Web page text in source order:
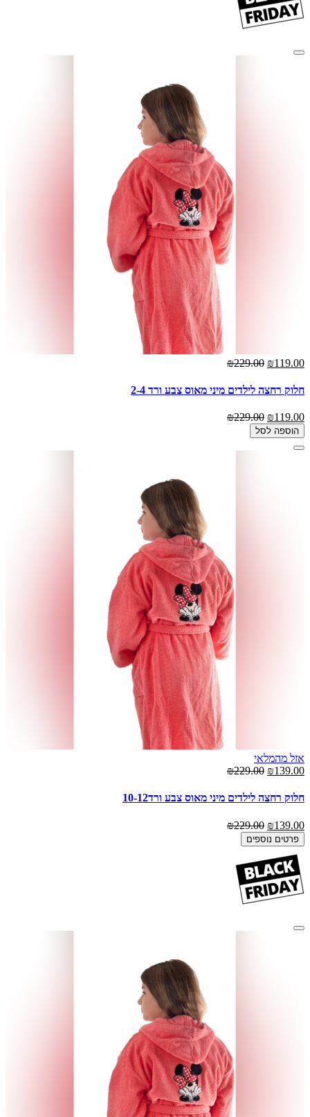
₪119.00
₪229.00
חלוק רחצה לילדים מיני מאוס צבע ורד 2-4
₪119.00
₪229.00
הוספה לסל
אזל מהמלאי
₪139.00
₪229.00
חלוק רחצה לילדים מיני מאוס צבע ורד10-12
₪139.00
₪229.00
פרטים נוספים